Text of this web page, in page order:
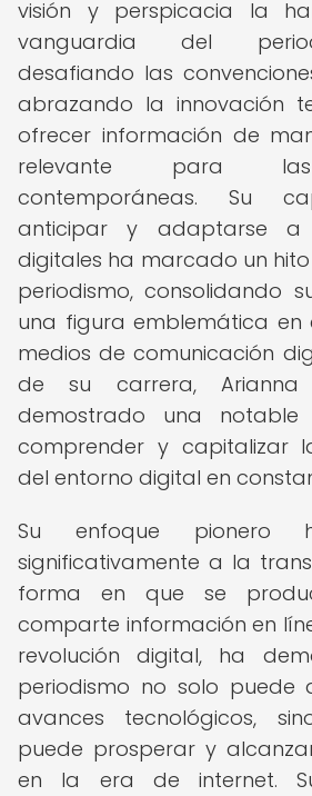
visión y perspicacia la
vanguardia del
desafiando las
abrazando la innovación
ofrecer información de
relevante para las
contemporáneas. Su
anticipar y adaptarse a
digitales ha marcado un
periodismo, consolidando
una figura emblemática en
medios de comunicación
de su carrera, Arianna
demostrado una
comprender y capitalizar
del entorno digital en
Su enfoque pionero
significativamente a la
forma en que se
comparte información en
revolución digital, ha
periodismo no solo puede
avances tecnológicos,
puede prosperar y
en la era de internet.